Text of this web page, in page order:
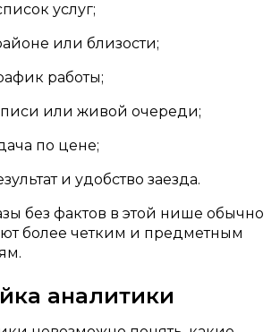
услуг;
или близости;
работы;
или живой очереди;
по цене;
и удобство заезда.
без фактов в этой нише обычно
более четким и предметным
аналитики